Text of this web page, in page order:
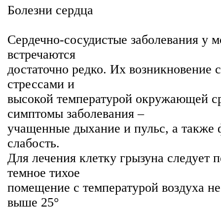
Болезни сердца
Сердечно-сосудистые заболевания у
встречаются
достаточно редко. Их возникновение
стрессами и
высокой температурой окружающей
симптомы заболевания –
учащенные дыхание и пульс, а также
слабость.
Для лечения клетку грызуна следует
темное тихое
помещение с температурой воздуха
выше 25°